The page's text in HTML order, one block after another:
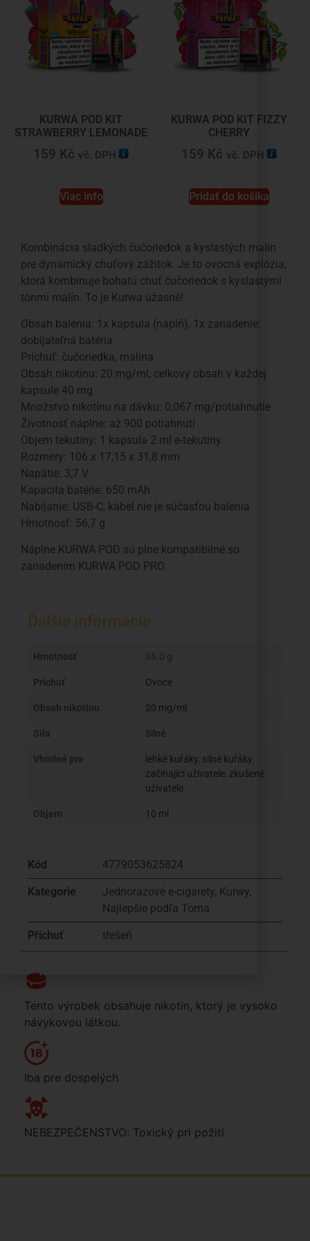
KURWA POD KIT
STRAWBERRY LEMONADE
159 Kč vč. DPH
Viac info
KURWA POD KIT FIZZY
CHERRY
159 Kč vč. DPH
Pridať do košíka
Kombinácia sladkých čučoriedok a kyslastých malín
pre dynamický chuťový zážitok. Je to ovocná explózia,
ktorá kombinuje bohatú chuť čučoriedok s kyslastými
tónmi malín. To je Kurwa úžasné!
Obsah balenia: 1x kapsula (náplň), 1x zariadenie:
dobíjateľná batéria
Príchuť: čučoriedka, malina
Obsah nikotínu: 20 mg/ml, celkový obsah v každej
kapsule 40 mg
Množstvo nikotínu na dávku: 0,067 mg/potiahnutie
Životnosť náplne: až 900 potiahnutí
Objem tekutiny: 1 kapsula 2 ml e-tekutiny
Rozmery: 106 x 17,15 x 31,8 mm
Napätie: 3,7 V
Kapacita batérie: 650 mAh
Nabíjanie: USB-C, kábel nie je súčasťou balenia
Hmotnosť: 56,7 g
Náplne KURWA POD sú plne kompatibilné so
zariadením KURWA POD PRO.
Ďalšie informácie
Hmotnosť 35.0 g
Príchuť Ovoce
Obsah nikotínu 20 mg/ml
Sila Silné
Vhodné pre lehké kuřáky, silné kuřáky,
začínající uživatele, zkušené
uživatele
Objem 10 ml
Kód 4779053625824
Kategorie Jednorazové e-cigarety, Kurwy,
Najlepšie podľa Toma
Příchuť třešeň
Tento výrobek obsahuje nikotin, ktorý je vysoko
návykovou látkou.
Iba pre dospelých
NEBEZPEČENSTVO: Toxický pri požití